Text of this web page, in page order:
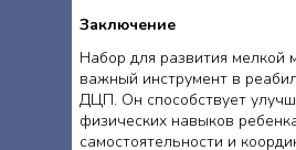
Заключение
Набор для развития мелкой
важный инструмент в
ДЦП. Он способствует
физических навыков
самостоятельности и